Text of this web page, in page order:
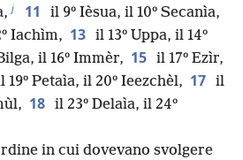
j 11 il 9º Ièsua, il 10º Secanìa,
Iachìm, 13 il 13º Uppa, il 14º
il 16º Immèr, 15 il 17º Ezìr,
19º Petaìa, il 20º Ieezchèl, 17 il
18 il 23º Delaìa, il 24º
in cui dovevano svolgere